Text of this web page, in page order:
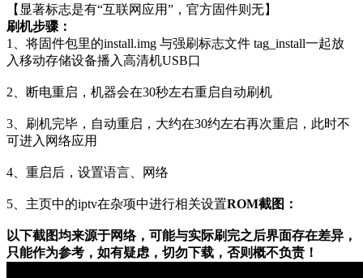
【显著标志是有“互联网应用”，官方固件则无】
刷机步骤：
1、将固件包里的install.img 与强刷标志文件 tag_install一起放
入移动存储设备播入高清机USB口
2、断电重启，机器会在30秒左右重启自动刷机
3、刷机完毕，自动重启，大约在30约左右再次重启，此时不
可进入网络应用
4、重启后，设置语言、网络
5、主页中的iptv在杂项中进行相关设置ROM截图：
以下截图均来源于网络，可能与实际刷完之后界面存在差异，
只能作为参考，如有疑虑，切勿下载，否则概不负责！